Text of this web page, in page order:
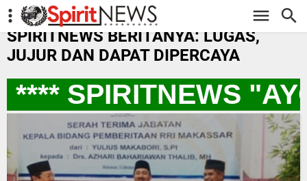
-->
SPIRITNEWS BERITANYA: LUGAS,
JUJUR DAN DAPAT DIPERCAYA
SPIRITNEWS